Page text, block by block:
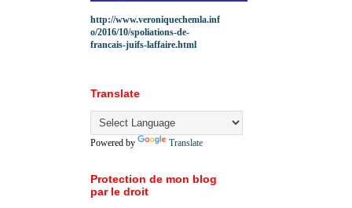
http://www.veroniquechemla.inf
o/2016/10/spoliations-de-
francais-juifs-laffaire.html
Translate
Powered by Translate
Protection de mon blog
par le droit